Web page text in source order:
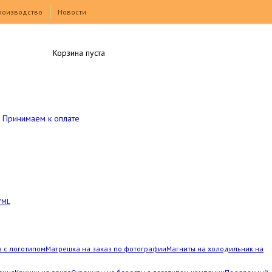
Новости
с логотипомМатрешка на заказ по фотографииМагниты на холодильник на
Принимаем к оплате
Корзина пуста